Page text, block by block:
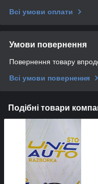
Всі умови оплати
Умови повернення
Повернення товару
Всі умови повернення
Подібні товари